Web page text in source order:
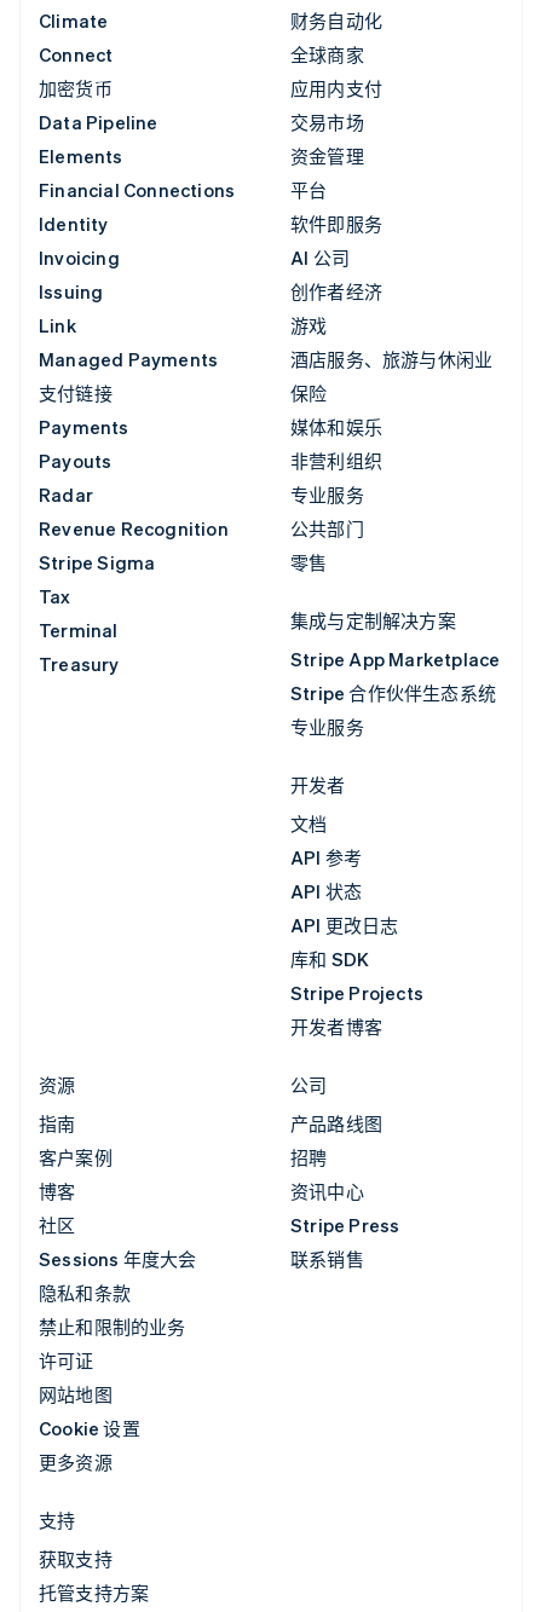
Climate
Connect
加密货币
Data Pipeline
Elements
Financial Connections
Identity
Invoicing
Issuing
Link
Managed Payments
支付链接
Payments
Payouts
Radar
Revenue Recognition
Stripe Sigma
Tax
Terminal
Treasury
财务自动化
全球商家
应用内支付
交易市场
资金管理
平台
软件即服务
AI 公司
创作者经济
游戏
酒店服务、旅游与休闲业
保险
媒体和娱乐
非营利组织
专业服务
公共部门
零售
集成与定制解决方案
Stripe App Marketplace
Stripe 合作伙伴生态系统
专业服务
开发者
文档
API 参考
API 状态
API 更改日志
库和 SDK
Stripe Projects
开发者博客
资源
指南
客户案例
博客
社区
Sessions 年度大会
隐私和条款
禁止和限制的业务
许可证
网站地图
Cookie 设置
更多资源
公司
产品路线图
招聘
资讯中心
Stripe Press
联系销售
支持
获取支持
托管支持方案